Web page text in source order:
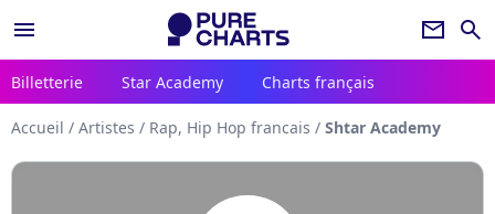
menu newsletter search
Billetterie Star Academy Charts français
Accueil / Artistes / Rap, Hip Hop francais / Shtar Academy